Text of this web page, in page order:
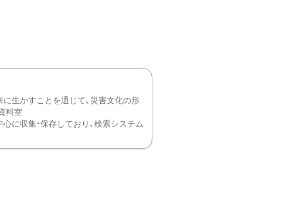
に生かすことを通じて、災害文化の形
料室
に収集・保存しており、検索システム